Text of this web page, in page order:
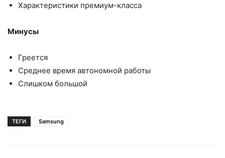
Характеристики премиум-класса
Минусы
Греется
Среднее время автономной работы
Слишком большой
ТЕГИ Samsung